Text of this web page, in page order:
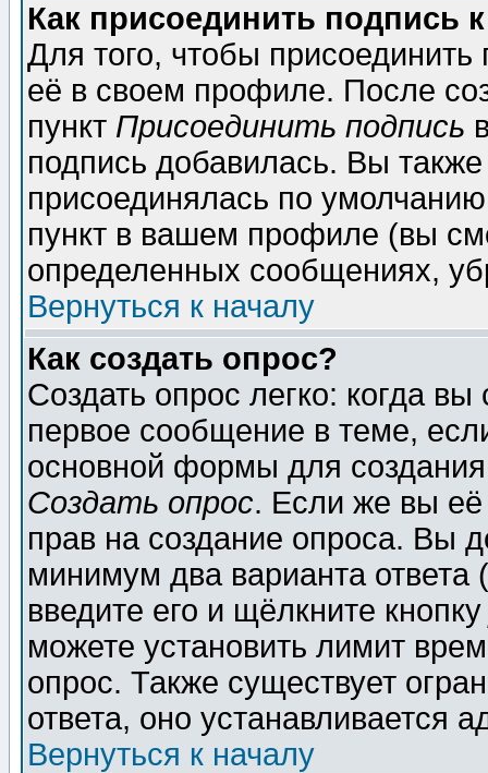
Как присоединить подпись
Для того, чтобы
её в своем профиле. После
пункт Присоединить подпись
подпись добавилась. Вы
присоединялась по
пункт в вашем профиле (вы
определенных сообщениях,
Вернуться к началу
Как создать опрос?
Создать опрос легко: когда
первое сообщение в теме,
основной формы для
Создать опрос. Если же вы её
прав на создание опроса. Вы
минимум два варианта ответа
введите его и щёлкните
можете установить лимит
опрос. Также существует
ответа, оно устанавливается
Вернуться к началу